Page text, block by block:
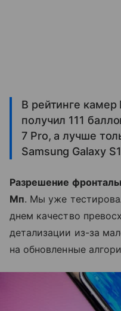
В рейтинге камер
получил 111
7 Pro, а лучше
Samsung Galaxy
Разрешение
Мп. Мы уже
днем качество
детализации из-за
на обновленные